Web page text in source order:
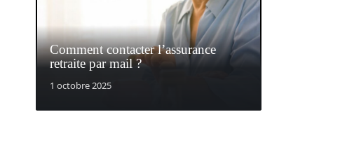
Comment contacter l’assurance
retraite par mail ?
1 octobre 2025